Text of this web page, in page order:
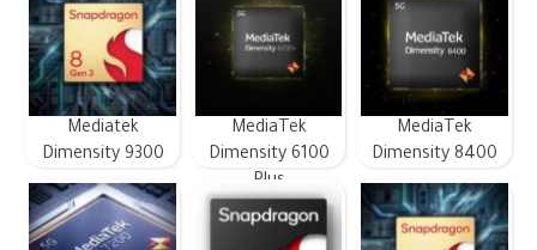
MediaTek
Dimensity 8400
MediaTek
Dimensity 6100
Plus
Mediatek
Dimensity 9300